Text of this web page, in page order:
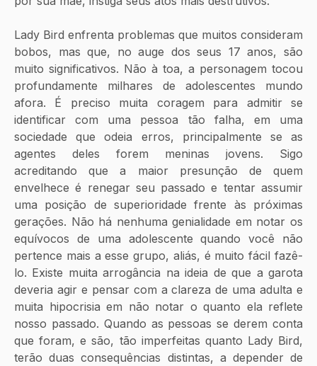
Lady Bird enfrenta problemas que muitos consideram
bobos, mas que, no auge dos seus 17 anos, são
muito significativos. Não à toa, a personagem tocou
profundamente milhares de adolescentes mundo
afora. É preciso muita coragem para admitir se
identificar com uma pessoa tão falha, em uma
sociedade que odeia erros, principalmente se as
agentes deles forem meninas jovens. Sigo
acreditando que a maior presunção de quem
envelhece é renegar seu passado e tentar assumir
uma posição de superioridade frente às próximas
gerações. Não há nenhuma genialidade em notar os
equívocos de uma adolescente quando você não
pertence mais a esse grupo, aliás, é muito fácil fazê-
lo. Existe muita arrogância na ideia de que a garota
deveria agir e pensar com a clareza de uma adulta e
muita hipocrisia em não notar o quanto ela reflete
nosso passado. Quando as pessoas se derem conta
que foram, e são, tão imperfeitas quanto Lady Bird,
terão duas consequências distintas, a depender de